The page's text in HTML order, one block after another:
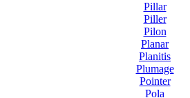
Pillar
Piller
Pilon
Planar
Planitis
Plumage
Pointer
Pola